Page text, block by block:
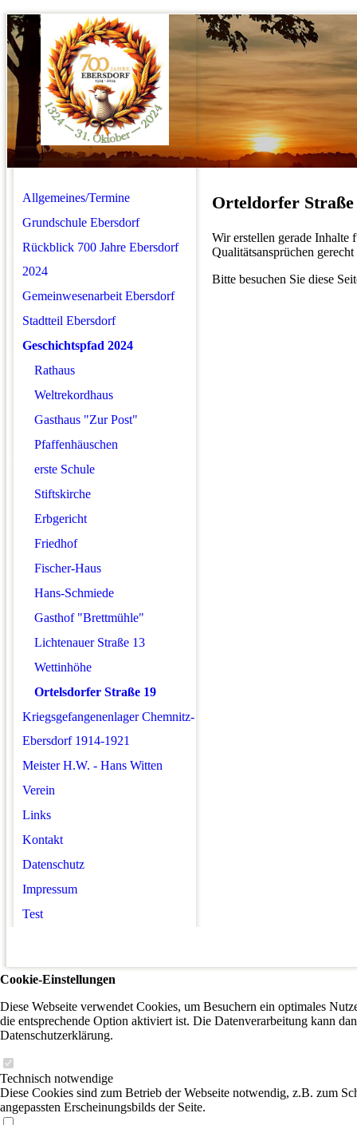
Allgemeines/Termine
Grundschule Ebersdorf
Rückblick 700 Jahre Ebersdorf
2024
Gemeinwesenarbeit Ebersdorf
Stadtteil Ebersdorf
Geschichtspfad 2024
Rathaus
Weltrekordhaus
Gasthaus "Zur Post"
Pfaffenhäuschen
erste Schule
Stiftskirche
Erbgericht
Friedhof
Fischer-Haus
Hans-Schmiede
Gasthof "Brettmühle"
Lichtenauer Straße 13
Wettinhöhe
Ortelsdorfer Straße 19
Kriegsgefangenenlager Chemnitz-
Ebersdorf 1914-1921
Meister H.W. - Hans Witten
Verein
Links
Kontakt
Datenschutz
Impressum
Test
Orteldorfer Straße
Wir erstellen gerade Inhalte
Qualitätsansprüchen
Bitte besuchen Sie diese
Cookie-Einstellungen
Diese Webseite verwendet Cookies, um Besuchern ein optimales
die entsprechende Option aktiviert ist. Die Datenverarbeitung kann
Datenschutzerklärung.
Technisch notwendige
Diese Cookies sind zum Betrieb der Webseite notwendig, z.B. zum
angepassten Erscheinungsbilds der Seite.